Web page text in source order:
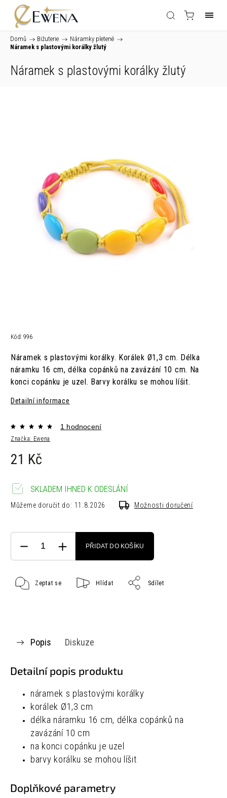
Domů / Bižuterie / Náramky pletené /
Náramek s plastovými korálky žlutý
Náramek s plastovými korálky žlutý
Kód: 996
Náramek s plastovými korálky. Korálek Ø1,3 cm. Délka
náramku 16 cm, délka copánků na zavázání 10 cm. Na
konci copánku je uzel. Barvy korálku se mohou líšit.
Detailní informace
Značka: Ewena
1 hodnocení
21 Kč
SKLADEM IHNED K ODESLÁNÍ
Můžeme doručit do: 11.8.2026 Možnosti doručení
PŘIDAT DO KOŠÍKU
Zeptat se Hlídat Sdílet
Popis Diskuze
Detailní popis produktu
náramek s plastovými korálky
korálek Ø1,3 cm
délka náramku 16 cm, délka copánků na
zavázání 10 cm
na konci copánku je uzel
barvy korálku se mohou líšit
Doplňkové parametry